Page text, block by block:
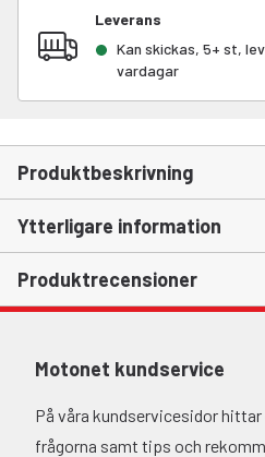
Leverans
Kan skickas, 5+ st,
vardagar
Produktbeskrivning
Ytterligare information
Produktrecensioner
Motonet kundservice
På våra kundservicesidor
frågorna samt tips och